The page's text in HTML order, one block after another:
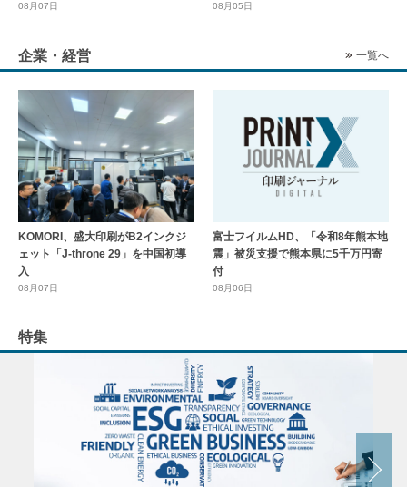
08月07日 08月05日
企業・経営 一覧へ
KOMORI、盛大印刷がB2インクジ
ェット「J-throne 29」を中国初導
入
08月07日
富士フイルムHD、「令和8年熊本地
震」被災支援で熊本県に5千万円寄
付
08月06日
特集